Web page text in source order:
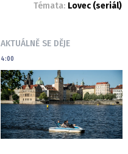
Témata: Lovec (seriál)
AKTUÁLNĚ SE DĚJE
4:00